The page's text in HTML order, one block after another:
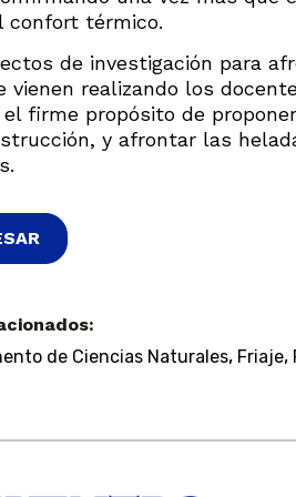
confort térmico.
de investigación para
vienen realizando los
el firme propósito de
y afrontar las
de Ciencias Naturales, Friaje,